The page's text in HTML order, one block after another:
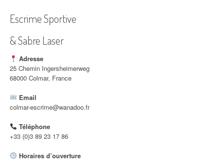
g
a
t
i
o
n
d
'
a
Escrime Sportive
& Sabre Laser
Adresse
25 Chemin Ingersheimerweg
68000 Colmar, France
Email
colmar-escrime@wanadoo.fr
Téléphone
+33 (0)3 89 23 17 86
Horaires d’ouverture